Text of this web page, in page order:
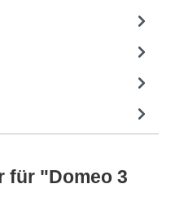
für "Domeo 3